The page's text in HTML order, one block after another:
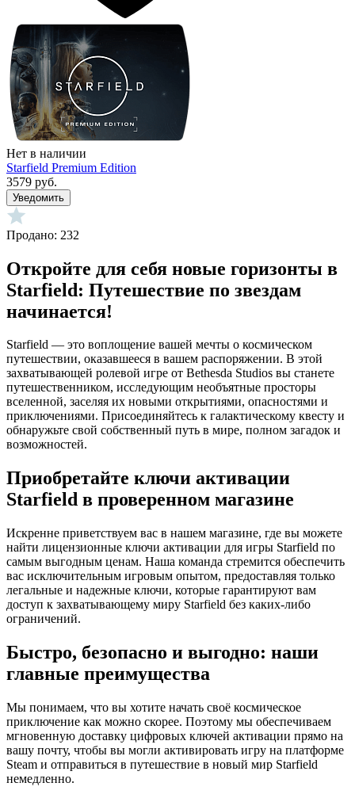
Нет в наличии
Starfield Premium Edition
3579 руб.
Уведомить
Продано: 232
Откройте для себя новые горизонты в
Starfield: Путешествие по звездам
начинается!
Starfield — это воплощение вашей мечты о космическом
путешествии, оказавшееся в вашем распоряжении. В этой
захватывающей ролевой игре от Bethesda Studios вы станете
путешественником, исследующим необъятные просторы
вселенной, заселяя их новыми открытиями, опасностями и
приключениями. Присоединяйтесь к галактическому квесту и
обнаружьте свой собственный путь в мире, полном загадок и
возможностей.
Приобретайте ключи активации
Starfield в проверенном магазине
Искренне приветствуем вас в нашем магазине, где вы можете
найти лицензионные ключи активации для игры Starfield по
самым выгодным ценам. Наша команда стремится обеспечить
вас исключительным игровым опытом, предоставляя только
легальные и надежные ключи, которые гарантируют вам
доступ к захватывающему миру Starfield без каких-либо
ограничений.
Быстро, безопасно и выгодно: наши
главные преимущества
Мы понимаем, что вы хотите начать своё космическое
приключение как можно скорее. Поэтому мы обеспечиваем
мгновенную доставку цифровых ключей активации прямо на
вашу почту, чтобы вы могли активировать игру на платформе
Steam и отправиться в путешествие в новый мир Starfield
немедленно.